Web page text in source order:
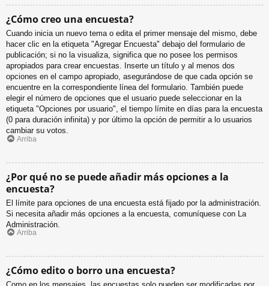
¿Cómo creo una encuesta?
Cuando inicia un nuevo tema o edita el primer mensaje del mismo, debe
hacer clic en la etiqueta "Agregar Encuesta" debajo del formulario de
publicación; si no la visualiza, significa que no posee los permisos
apropiados para crear encuestas. Inserte un título y al menos dos
opciones en el campo apropiado, asegurándose de que cada opción se
encuentre en la correspondiente línea del formulario. También puede
elegir el número de opciones que el usuario puede seleccionar en la
etiqueta "Opciones por usuario", el tiempo límite en días para la encuesta
(0 para duración infinita) y por último la opción de permitir a lo usuarios
cambiar su votos.
Arriba
¿Por qué no se puede añadir más opciones a la
encuesta?
El límite para opciones de una encuesta está fijado por la administración.
Si necesita añadir más opciones a la encuesta, comuníquese con La
Administración.
Arriba
¿Cómo edito o borro una encuesta?